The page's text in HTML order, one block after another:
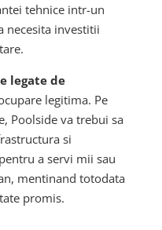
tehnice intr-un
necesita investitii
legate de
legitima. Pe
Poolside va trebui sa
si
a servi mii sau
mentinand totodata
promis.